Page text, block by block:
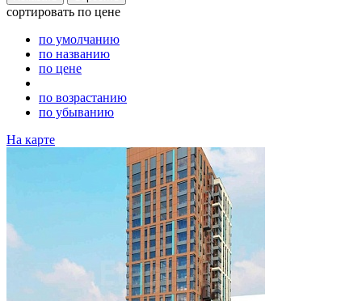
сортировать по цене
по умолчанию
по названию
по цене
по возрастанию
по убыванию
На карте